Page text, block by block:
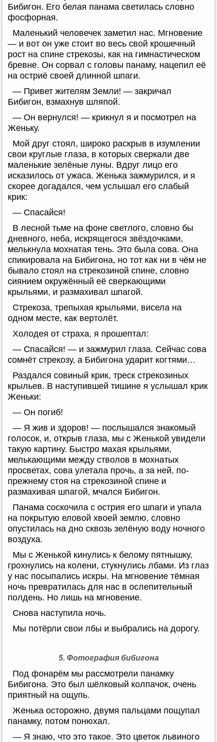
Бибигон. Его белая панама светилась словно
фосфорная.
Маленький человечек заметил нас. Мгновение
— и вот он уже стоит во весь свой крошечный
рост на спине стрекозы, как на гимнастическом
бревне. Он сорвал с головы панаму, нацепил её
на остриё своей длинной шпаги.
— Привет жителям Земли! — закричал
Бибигон, взмахнув шляпой.
— Он вернулся! — крикнул я и посмотрел на
Женьку.
Мой друг стоял, широко раскрыв в изумлении
свои круглые глаза, в которых сверкали две
маленькие зелёные луны. Вдруг лицо его
исказилось от ужаса. Женька зажмурился, и я
скорее догадался, чем услышал его слабый
крик:
— Спасайся!
В лесной тьме на фоне светлого, словно бы
дневного, неба, искрящегося звёздочками,
мелькнула мохнатая тень. Это была сова. Она
спикировала на Бибигона, но тот как ни в чём не
бывало стоял на стрекозиной спине, словно
сиянием окружённый её сверкающими
крыльями, и размахивал шпагой.
Стрекоза, трепыхая крыльями, висела на
одном месте, как вертолёт.
Холодея от страха, я прошептал:
— Спасайся! — и зажмурил глаза. Сейчас сова
сомнёт стрекозу, а Бибигона ударит когтями…
Раздался совиный крик, треск стрекозиных
крыльев. В наступившей тишине я услышал крик
Женьки:
— Он погиб!
— Я жив и здоров! — послышался знакомый
голосок, и, открыв глаза, мы с Женькой увидели
такую картину. Быстро махая крыльями,
мелькающими между стволов в мохнатых
просветах, сова улетала прочь, а за ней, по-
прежнему стоя на стрекозиной спине и
размахивая шпагой, мчался Бибигон.
Панама соскочила с острия его шпаги и упала
на покрытую еловой хвоей землю, словно
опустилась на дно сквозь зелёную воду ночного
воздуха.
Мы с Женькой кинулись к белому пятнышку,
грохнулись на колени, стукнулись лбами. Из глаз
у нас посыпались искры. На мгновение тёмная
ночь превратилась для нас в ослепительный
полдень. Но лишь на мгновение.
Снова наступила ночь.
Мы потёрли свои лбы и выбрались на дорогу.
5. Фотография бибигона
Под фонарём мы рассмотрели панамку
Бибигона. Это был шёлковый колпачок, очень
приятный на ощупь.
Женька осторожно, двумя пальцами пощупал
панамку, потом понюхал.
— Я знаю, что это такое. Это цветок львиного